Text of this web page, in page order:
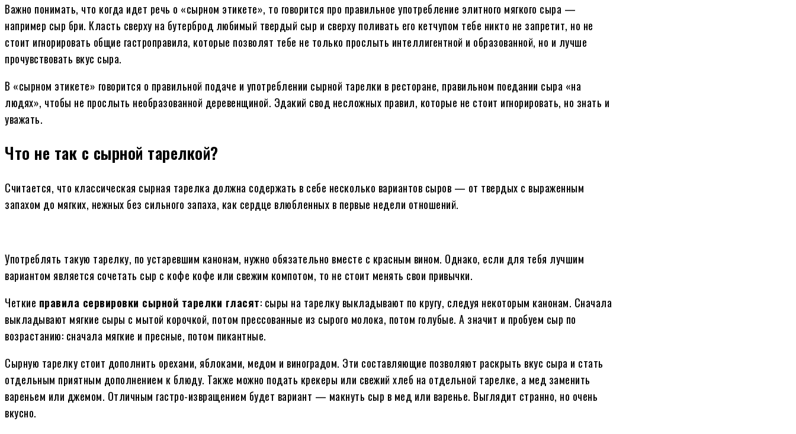
Важно понимать, что когда идет речь о «сырном этикете», то говорится про правильное употребление элитного мягкого сыра —
например сыр бри. Класть сверху на бутерброд любимый твердый сыр и сверху поливать его кетчупом тебе никто не запретит, но не
стоит игнорировать общие гастроправила, которые позволят тебе не только прослыть интеллигентной и образованной, но и лучше
прочувствовать вкус сыра.
В «сырном этикете» говорится о правильной подаче и употреблении сырной тарелки в ресторане, правильном поедании сыра «на
людях», чтобы не прослыть необразованной деревенщиной. Эдакий свод несложных правил, которые не стоит игнорировать, но знать и
уважать.
Что не так с сырной тарелкой?
Считается, что классическая сырная тарелка должна содержать в себе несколько вариантов сыров — от твердых с выраженным
запахом до мягких, нежных без сильного запаха, как сердце влюбленных в первые недели отношений.
Употреблять такую тарелку, по устаревшим канонам, нужно обязательно вместе с красным вином. Однако, если для тебя лучшим
вариантом является сочетать сыр с кофе кофе или свежим компотом, то не стоит менять свои привычки.
Четкие правила сервировки сырной тарелки гласят: сыры на тарелку выкладывают по кругу, следуя некоторым канонам. Сначала
выкладывают мягкие сыры с мытой корочкой, потом прессованные из сырого молока, потом голубые. А значит и пробуем сыр по
возрастанию: сначала мягкие и пресные, потом пикантные.
Сырную тарелку стоит дополнить орехами, яблоками, медом и виноградом. Эти составляющие позволяют раскрыть вкус сыра и стать
отдельным приятным дополнением к блюду. Также можно подать крекеры или свежий хлеб на отдельной тарелке, а мед заменить
вареньем или джемом. Отличным гастро-извращением будет вариант — макнуть сыр в мед или варенье. Выглядит странно, но очень
вкусно.